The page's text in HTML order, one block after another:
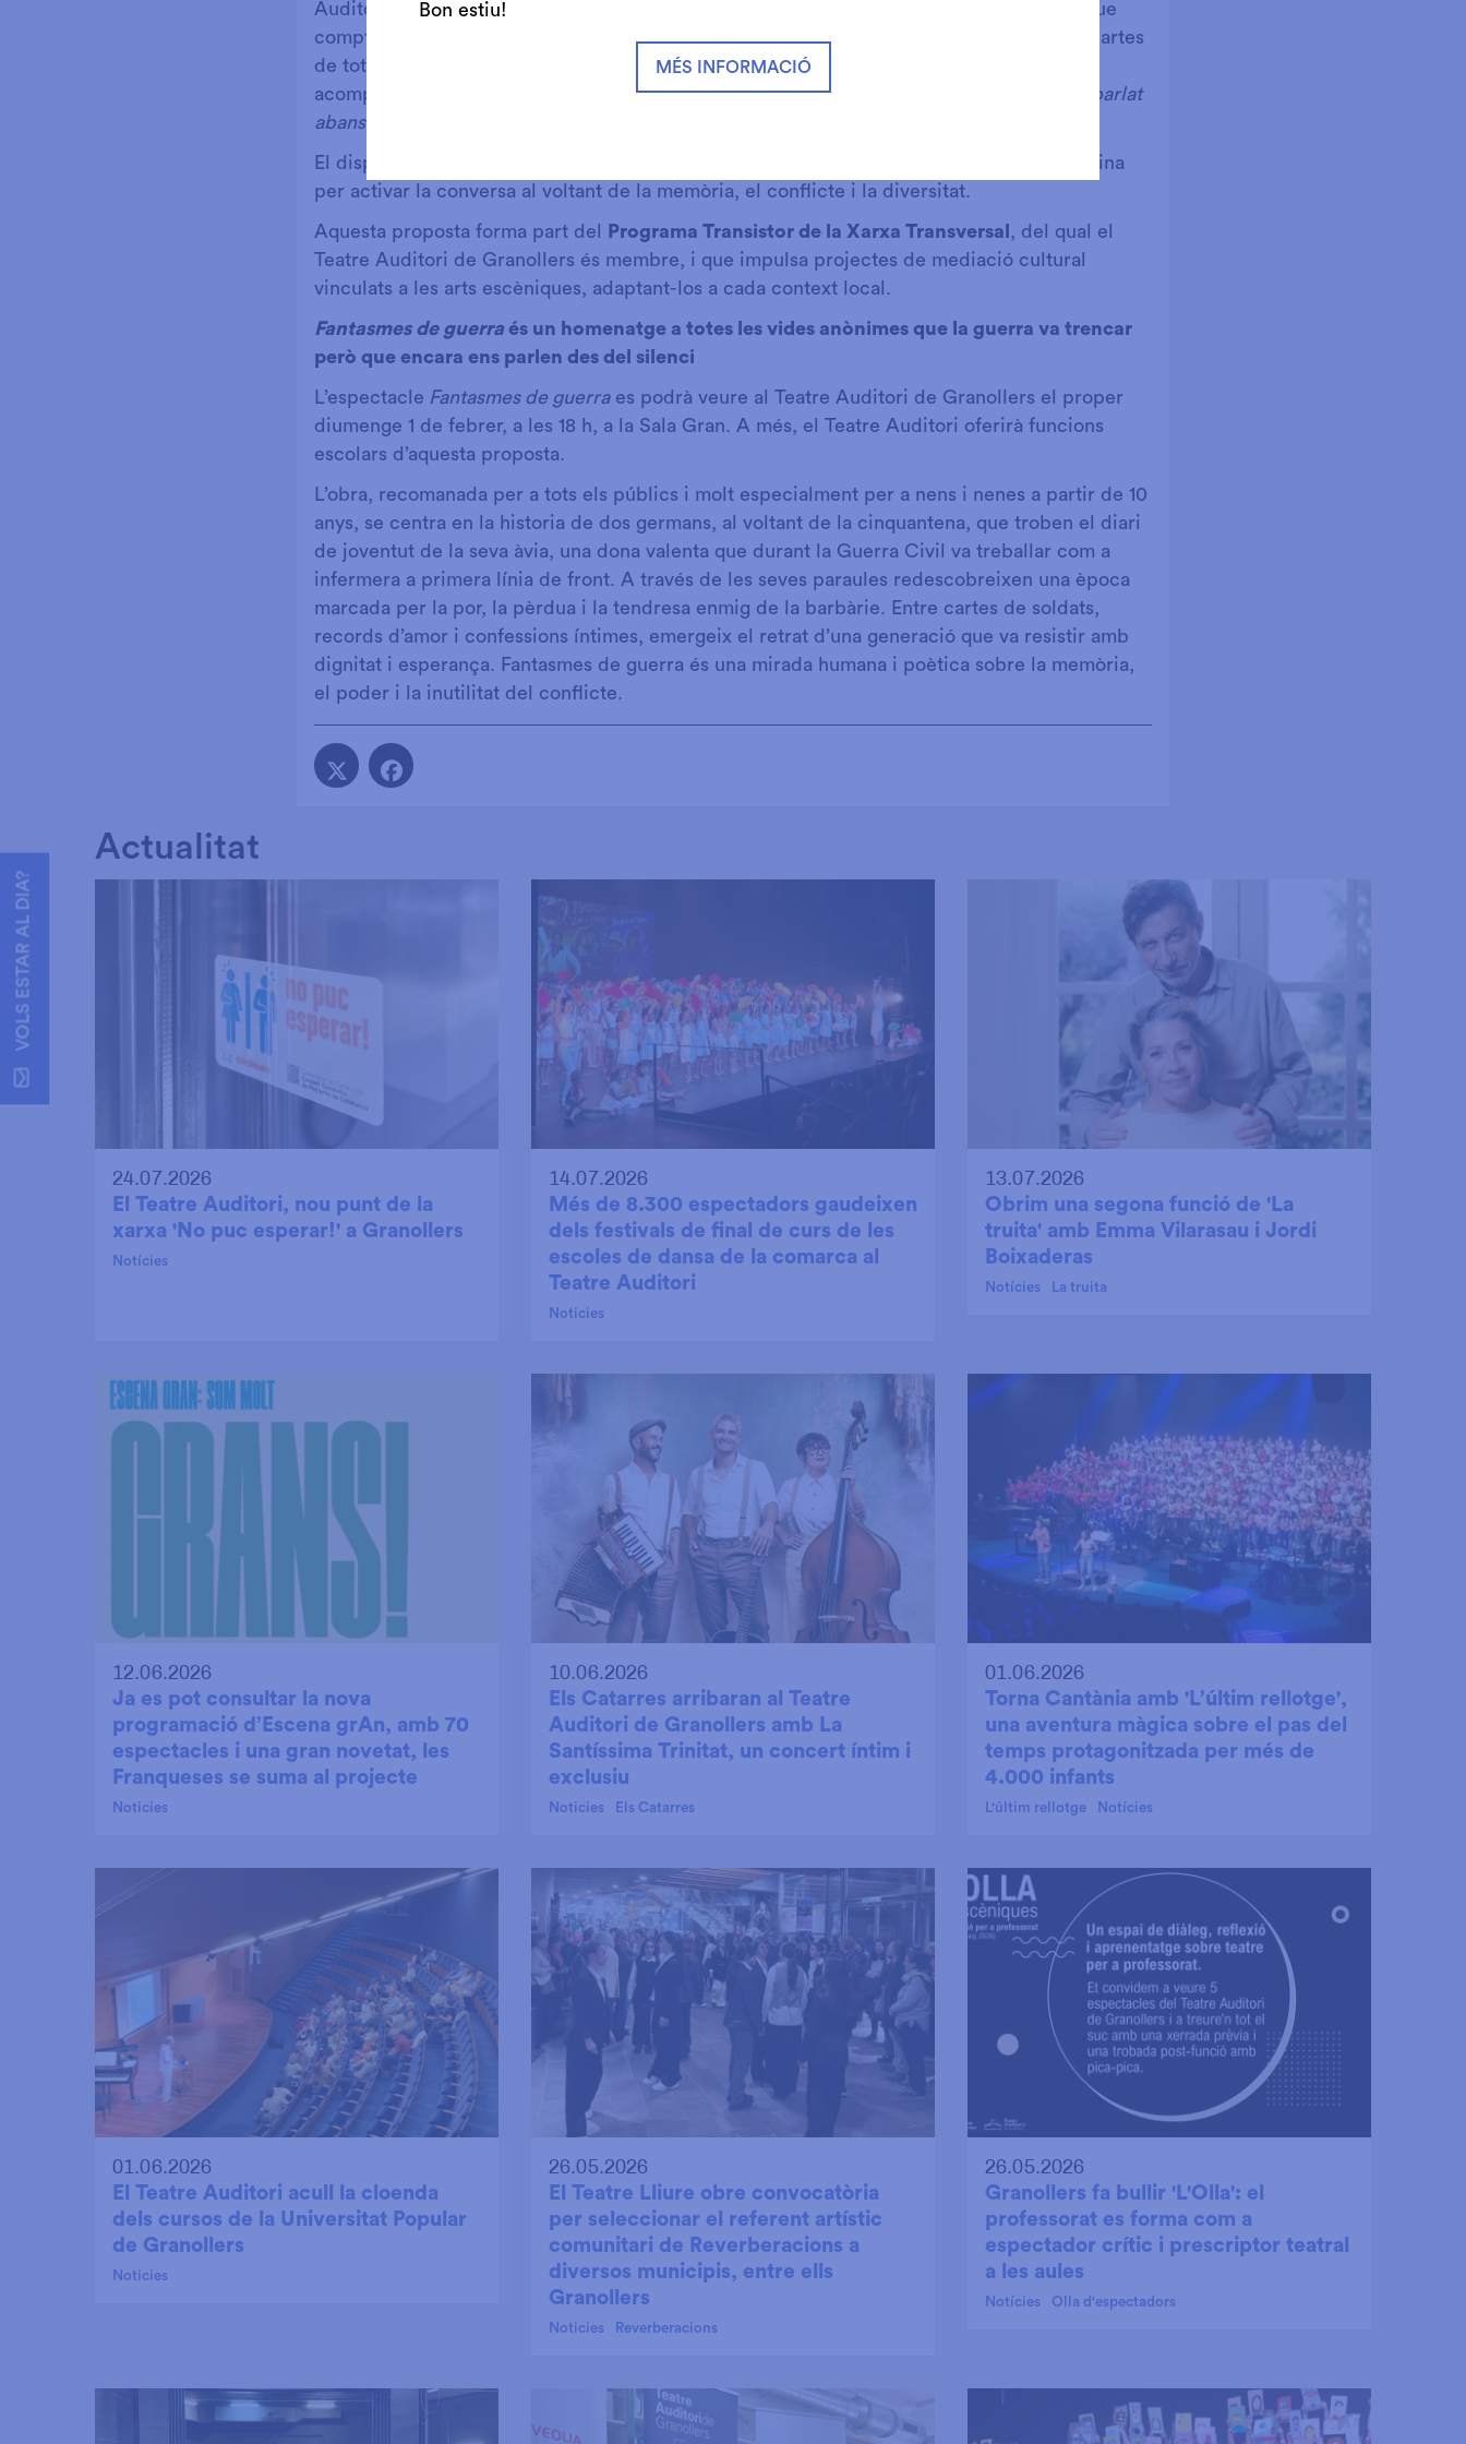
VOLS ESTAR AL DIA?
Auditori el dispositiu "la bústia de les converses pendents", en forma d'arbre de fusta, que
compta amb unes instruccions, materials i una bústia per poder dipositar fragments de cartes
de tothom qui hi vulgui participar. El projecte, a més, preveu una sèrie de sessions
acompanyades adreçades als diversos grups que participen al projecte
Per què no hem parlat
abans? i també
El dispositiu vol ser, per tant, un espai de trobada i d’expressió simbòlica, així com una eina
per activar la conversa al voltant de la memòria, el conflicte i la diversitat.
Aquesta proposta forma part del Programa Transistor de la Xarxa Transversal , del qual el
Teatre Auditori de Granollers és membre, i que impulsa projectes de mediació cultural
vinculats a les arts escèniques, adaptant-los a cada context local.
Fantasmes de guerra és un homenatge a totes les vides anònimes que la guerra va trencar
però que encara ens parlen des del silenci
L’espectacle Fantasmes de guerraes podrà veure al Teatre Auditori de Granollers el proper
diumenge 1 de febrer, a les 18 h, a la Sala Gran. A més, el Teatre Auditori oferirà funcions
escolars d’aquesta proposta.
L’obra, recomanada per a tots els públics i molt especialment per a nens i nenes a partir de 10
anys, se centra en la historia de dos germans, al voltant de la cinquantena, que troben el diari
de joventut de la seva àvia, una dona valenta que durant la Guerra Civil va treballar com a
infermera a primera línia de front. A través de les seves paraules redescobreixen una època
marcada per la por, la pèrdua i la tendresa enmig de la barbàrie. Entre cartes de soldats,
records d’amor i confessions íntimes, emergeix el retrat d’una generació que va resistir amb
dignitat i esperança. Fantasmes de guerra és una mirada humana i poètica sobre la memòria,
el poder i la inutilitat del conflicte.
Actualitat
24.07.2026
El Teatre Auditori, nou punt de la
xarxa 'No puc esperar!' a Granollers
Notícies
14.07.2026
Més de 8.300 espectadors gaudeixen
dels festivals de final de curs de les
escoles de dansa de la comarca al
Teatre Auditori
Noticies
13.07.2026
Obrim una segona funció de 'La
truita' amb Emma Vilarasau i Jordi
Boixaderas
Notícies La truita
12.06.2026
Ja es pot consultar la nova
programació d’Escena grAn, amb 70
espectacles i una gran novetat, les
Franqueses se suma al projecte
Noticies
10.06.2026
Els Catarres arribaran al Teatre
Auditori de Granollers amb La
Santíssima Trinitat, un concert íntim i
exclusiu
Noticies Els Catarres
01.06.2026
Torna Cantània amb 'L’últim rellotge',
una aventura màgica sobre el pas del
temps protagonitzada per més de
4.000 infants
L'últim rellotge Notícies
01.06.2026
El Teatre Auditori acull la cloenda
dels cursos de la Universitat Popular
de Granollers
Noticies
26.05.2026
El Teatre Lliure obre convocatòria
per seleccionar el referent artístic
comunitari de Reverberacions a
diversos municipis, entre ells
Granollers
Noticies Reverberacions
26.05.2026
Granollers fa bullir 'L'Olla': el
professorat es forma com a
espectador crític i prescriptor teatral
a les aules
Notícies Olla d'espectadors
Bon estiu!
MÉS INFORMACIÓ